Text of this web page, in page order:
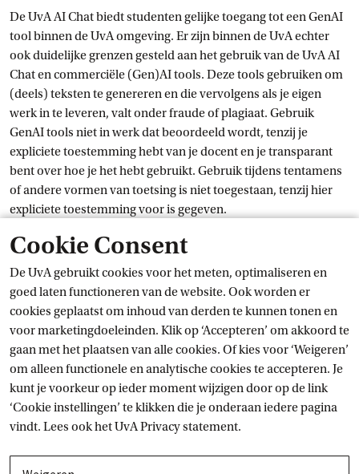
Cookie Consent
De UvA gebruikt cookies voor het meten, optimaliseren en
goed laten functioneren van de website. Ook worden er
cookies geplaatst om inhoud van derden te kunnen tonen en
voor marketingdoeleinden. Klik op ‘Accepteren’ om akkoord te
gaan met het plaatsen van alle cookies. Of kies voor ‘Weigeren’
om alleen functionele en analytische cookies te accepteren. Je
kunt je voorkeur op ieder moment wijzigen door op de link
‘Cookie instellingen’ te klikken die je onderaan iedere pagina
vindt. Lees ook hetUvA Privacy statement.
De UvA AI Chat biedt studenten gelijke toegang tot een GenAI
tool binnen de UvA omgeving. Er zijn binnen de UvA echter
ook duidelijke grenzen gesteld aan het gebruik van de UvA AI
Chat en commerciële (Gen)AI tools. Deze tools gebruiken om
(deels) teksten te genereren en die vervolgens als je eigen
werk in te leveren, valt onder fraude of plagiaat. Gebruik
GenAI tools niet in werk dat beoordeeld wordt, tenzij je
expliciete toestemming hebt van je docent en je transparant
bent over hoe je het hebt gebruikt. Gebruik tijdens tentamens
of andere vormen van toetsing is niet toegestaan, tenzij hier
expliciete toestemming voor is gegeven.
Meer specifieke instructies worden per vak op Canvas
aangegeven. Bij twijfel of zorgen, vraag het aan je docent of de
directeur van je opleiding.
Nieuws
Kijk ook bij